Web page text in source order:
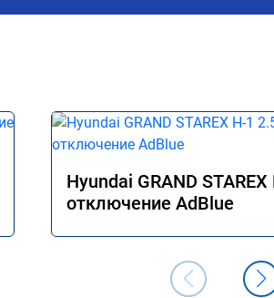
В общем
Hyundai GRAND STAREX
отключение AdBlue